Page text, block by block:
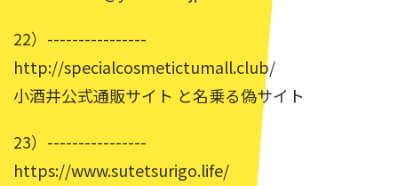
22）----------------
http://specialcosmetictumall.club/
小酒井公式通販サイト と名乗る偽サイト
23）----------------
https://www.sutetsurigo.life/